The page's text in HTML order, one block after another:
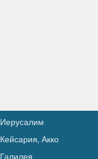
Иерусалим
Кейсария, Акко
Галилея